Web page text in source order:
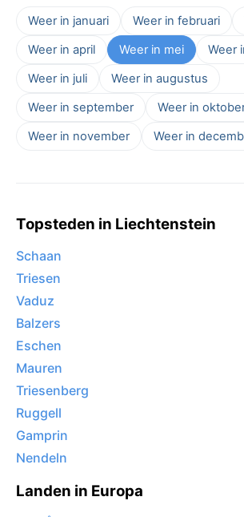
Weer in januari Weer in februari
Weer in april
Weer in mei
Weer
Weer in juli
Weer in augustus
Weer in september
Weer in
Weer in november
Weer in
Topsteden in Liechtenstein
Schaan
Triesen
Vaduz
Balzers
Eschen
Mauren
Triesenberg
Ruggell
Gamprin
Nendeln
Landen in Europa